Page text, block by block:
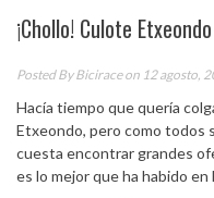
¡Chollo! Culote
Posted ByBiciraceon 12 agosto,
Hacía tiempo que quería
Etxeondo, pero como todos
cuesta encontrar grandes
es lo mejor que ha habido